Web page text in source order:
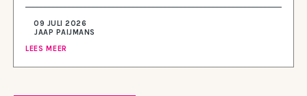
09 JULI 2026
JAAP PAIJMANS
LEES MEER